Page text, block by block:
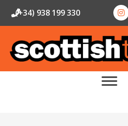
(+34) 938 199 330